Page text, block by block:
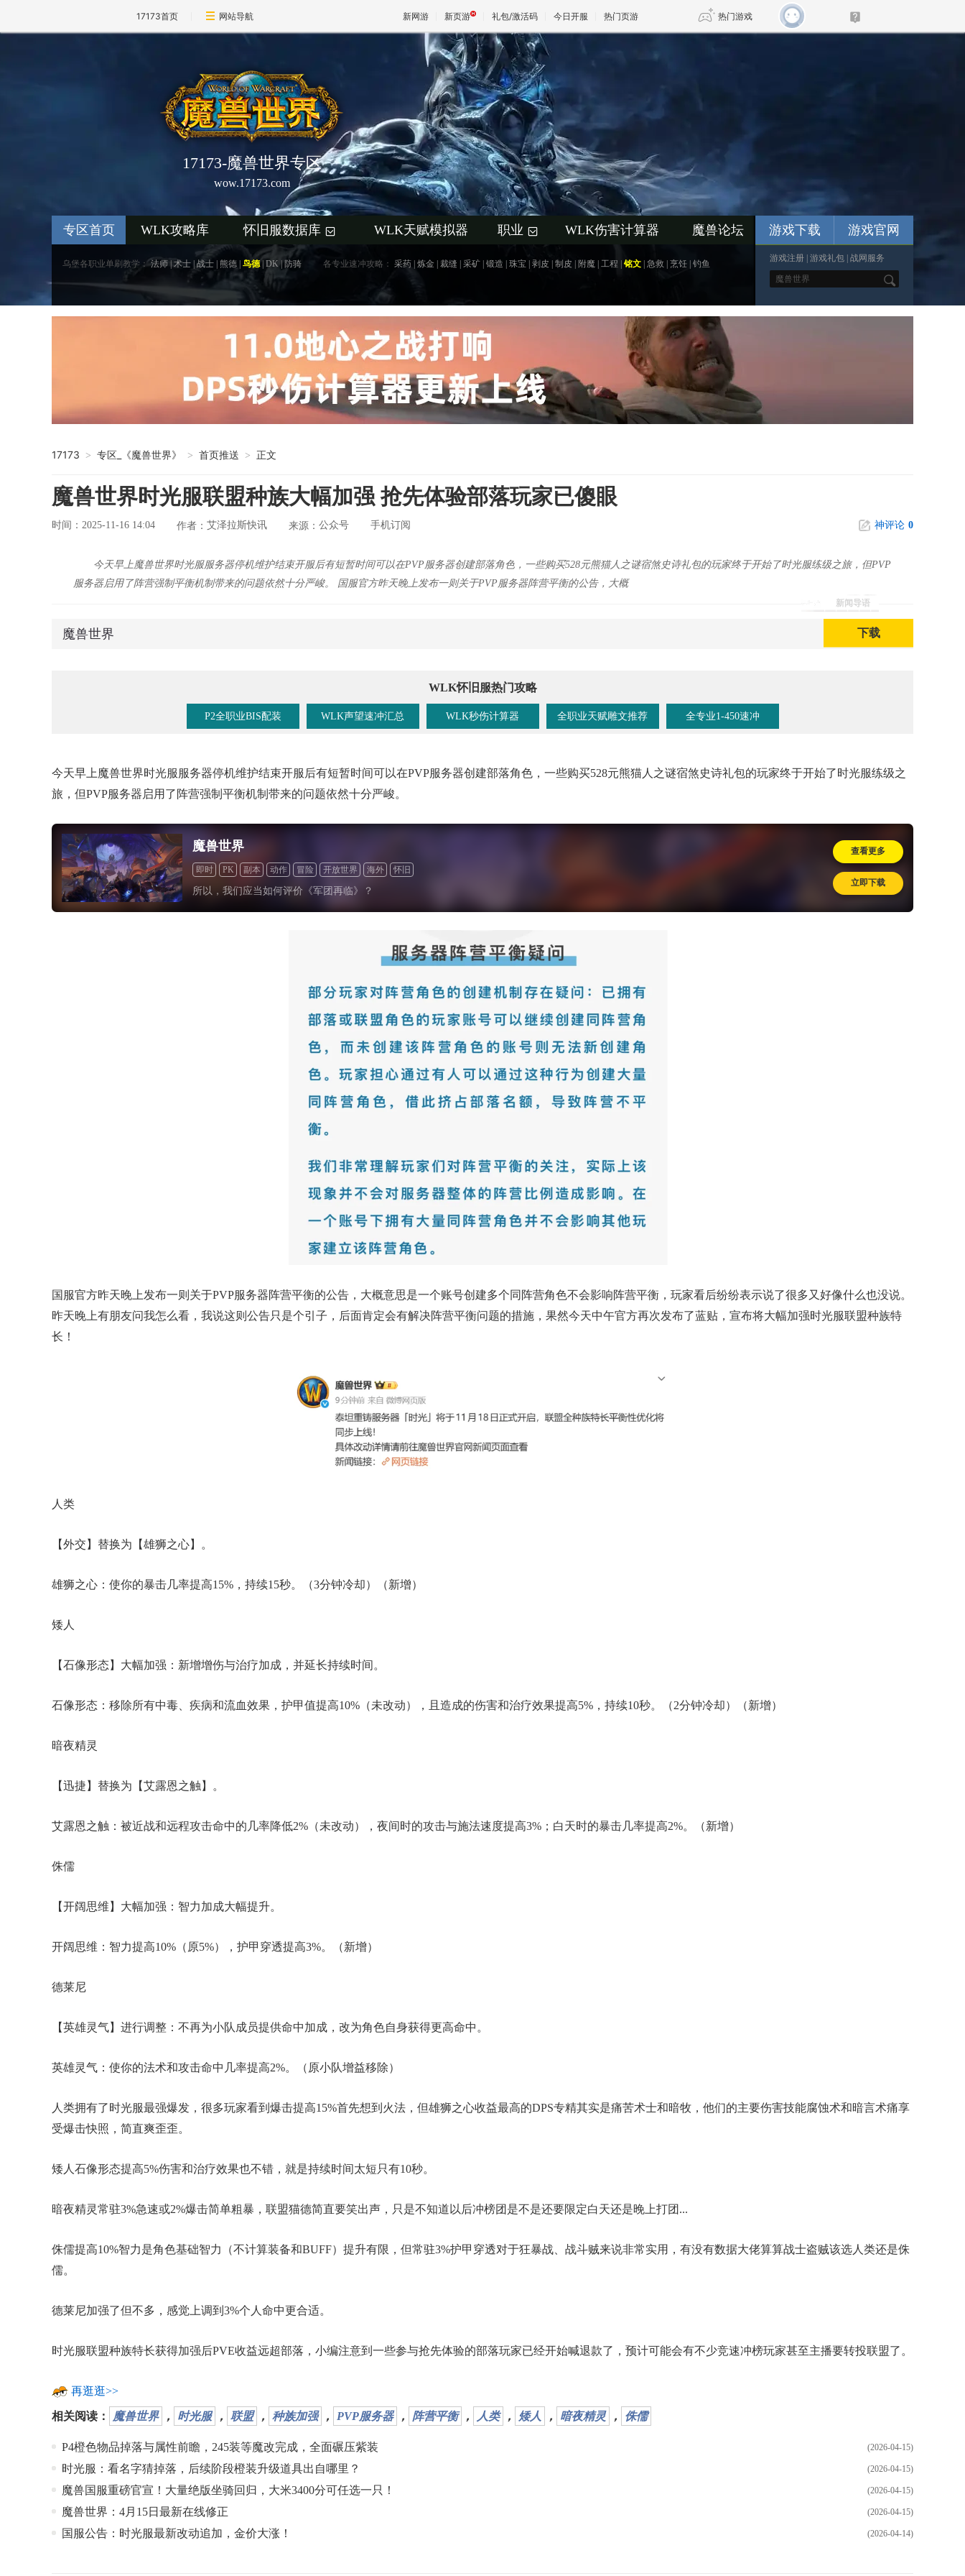
17173首页 网站导航 新网游 新页游 礼包/激活码 今日开服 热门页游 热门游戏
王权与自由 诛仙世界
17173-魔兽世界专区
wow.17173.com
专区首页 WLK攻略库 怀旧服数据库 + WLK天赋模拟器 职业 + WLK伤害计算器 魔兽论坛
乌堡各职业单刷教学： 法师 术士 |战士 熊德 鸟德| DK|防骑 各专业速冲攻略： 采药 炼金 裁缝 采矿 锻造 珠宝 剥皮 制皮 附魔 工程 铭文 急救 烹饪 钓鱼
游戏下载 游戏官网
游戏注册 游戏礼包 战网服务
*
17173 > 专区_《魔兽世界》 > 首页推送 > 正文
魔兽世界时光服联盟种族大幅加强 抢先体验部落玩家已傻眼
时间：2025-11-16 14:04 作者： 艾泽拉斯快讯 来源： 公众号 手机订阅 神评论 0
新闻导语
今天早上魔兽世界时光服服务器停机维护结束开服后有短暂时间可以在PVP服务器创建部落角色，一些购买528元熊猫人之谜宿煞史诗礼包的玩家终于开始了时光服练级之旅，但PVP
服务器启用了阵营强制平衡机制带来的问题依然十分严峻。 国服官方昨天晚上发布一则关于PVP服务器阵营平衡的公告，大概
魔兽世界 下载
WLK怀旧服热门攻略
P2全职业BIS配装 WLK声望速冲汇总 WLK秒伤计算器 全职业天赋雕文推荐 全专业1-450速冲
今天早上魔兽世界时光服 服务器停机维护结束开服后有短暂时间可以在PVP服务器创建部落角色，一些购买528元熊猫人之谜宿煞史诗礼包的玩家终于开始了时光服练级之
旅，但PVP服务器 启用了阵营强制平衡机制带来的问题依然十分严峻。
魔兽世界
即时 PK 副本 动作 冒险 开放世界 海外 怀旧
所以，我们应当如何评价《军团再临》？
查看更多
立即下载
国服官方昨天晚上发布一则关于PVP服务器阵营平衡的公告，大概意思是一个账号创建多个同阵营角色不会影响阵营平衡，玩家看后纷纷表示说了很多又好像什么也没说。
昨天晚上有朋友问我怎么看，我说这则公告只是个引子，后面肯定会有解决阵营平衡问题的措施，果然今天中午官方再次发布了蓝贴，宣布将大幅加强时光服联盟种族特
长！
人类
【外交】替换为【雄狮之心】。
雄狮之心：使你的暴击几率提高15%，持续15秒。（3分钟冷却）（新增）
矮人
【石像形态】大幅加强：新增增伤与治疗加成，并延长持续时间。
石像形态：移除所有中毒、疾病和流血效果，护甲值提高10%（未改动），且造成的伤害和治疗效果提高5%，持续10秒。（2分钟冷却）（新增）
暗夜精灵
【迅捷】替换为【艾露恩之触】。
艾露恩之触：被近战和远程攻击命中的几率降低2%（未改动），夜间时的攻击与施法速度提高3%；白天时的暴击几率提高2%。（新增）
侏儒
【开阔思维】 大幅加强 ：智力加成大幅提升。
开阔思维：智力提高10%（原5%），护甲穿透提高3%。（新增）
德莱尼
【英雄灵气】进行调整：不再为小队成员提供命中加成，改为角色自身获得更高命中。
英雄灵气：使你的法术和攻击命中几率提高2%。（原小队增益移除）
人类拥有了时光服最强爆发，很多玩家看到爆击提高15%首先想到火法，但雄狮之心收益最高的DPS专精其实是痛苦术士和暗牧，他们的主要伤害技能腐蚀术和暗言术痛享
受爆击快照，简直爽歪歪。
矮人石像形态提高5%伤害和治疗效果也不错，就是持续时间太短只有10秒。
暗夜精灵常驻3%急速或2%爆击简单粗暴，联盟猫德简直要笑出声，只是不知道以后冲榜团是不是还要限定白天还是晚上打团...
侏儒提高10%智力是角色基础智力（不计算装备和BUFF）提升有限，但常驻3%护甲穿透对于狂暴战、战斗贼来说非常实用，有没有数据大佬算算战士盗贼该选人类还是侏
儒。
德莱尼加强了但不多，感觉上调到3%个人命中更合适。
时光服联盟种族特长获得加强后PVE收益远超部落，小编注意到一些参与抢先体验的部落玩家已经开始喊退款了，预计可能会有不少竞速冲榜玩家甚至主播要转投联盟了。
再逛逛>>
相关阅读： 魔兽世界 ， 时光服 ， 联盟 ， 种族加强 ， PVP服务器 ， 阵营平衡 ， 人类 ， 矮人 ， 暗夜精灵 ， 侏儒
(2026-04-15)
P4橙色物品掉落与属性前瞻，245装等魔改完成，全面碾压紫装
(2026-04-15)
时光服：看名字猜掉落，后续阶段橙装升级道具出自哪里？
(2026-04-15)
魔兽国服重磅官宣！大量绝版坐骑回归，大米3400分可任选一只！
(2026-04-15)
魔兽世界：4月15日最新在线修正
(2026-04-14)
国服公告：时光服最新改动追加，金价大涨！